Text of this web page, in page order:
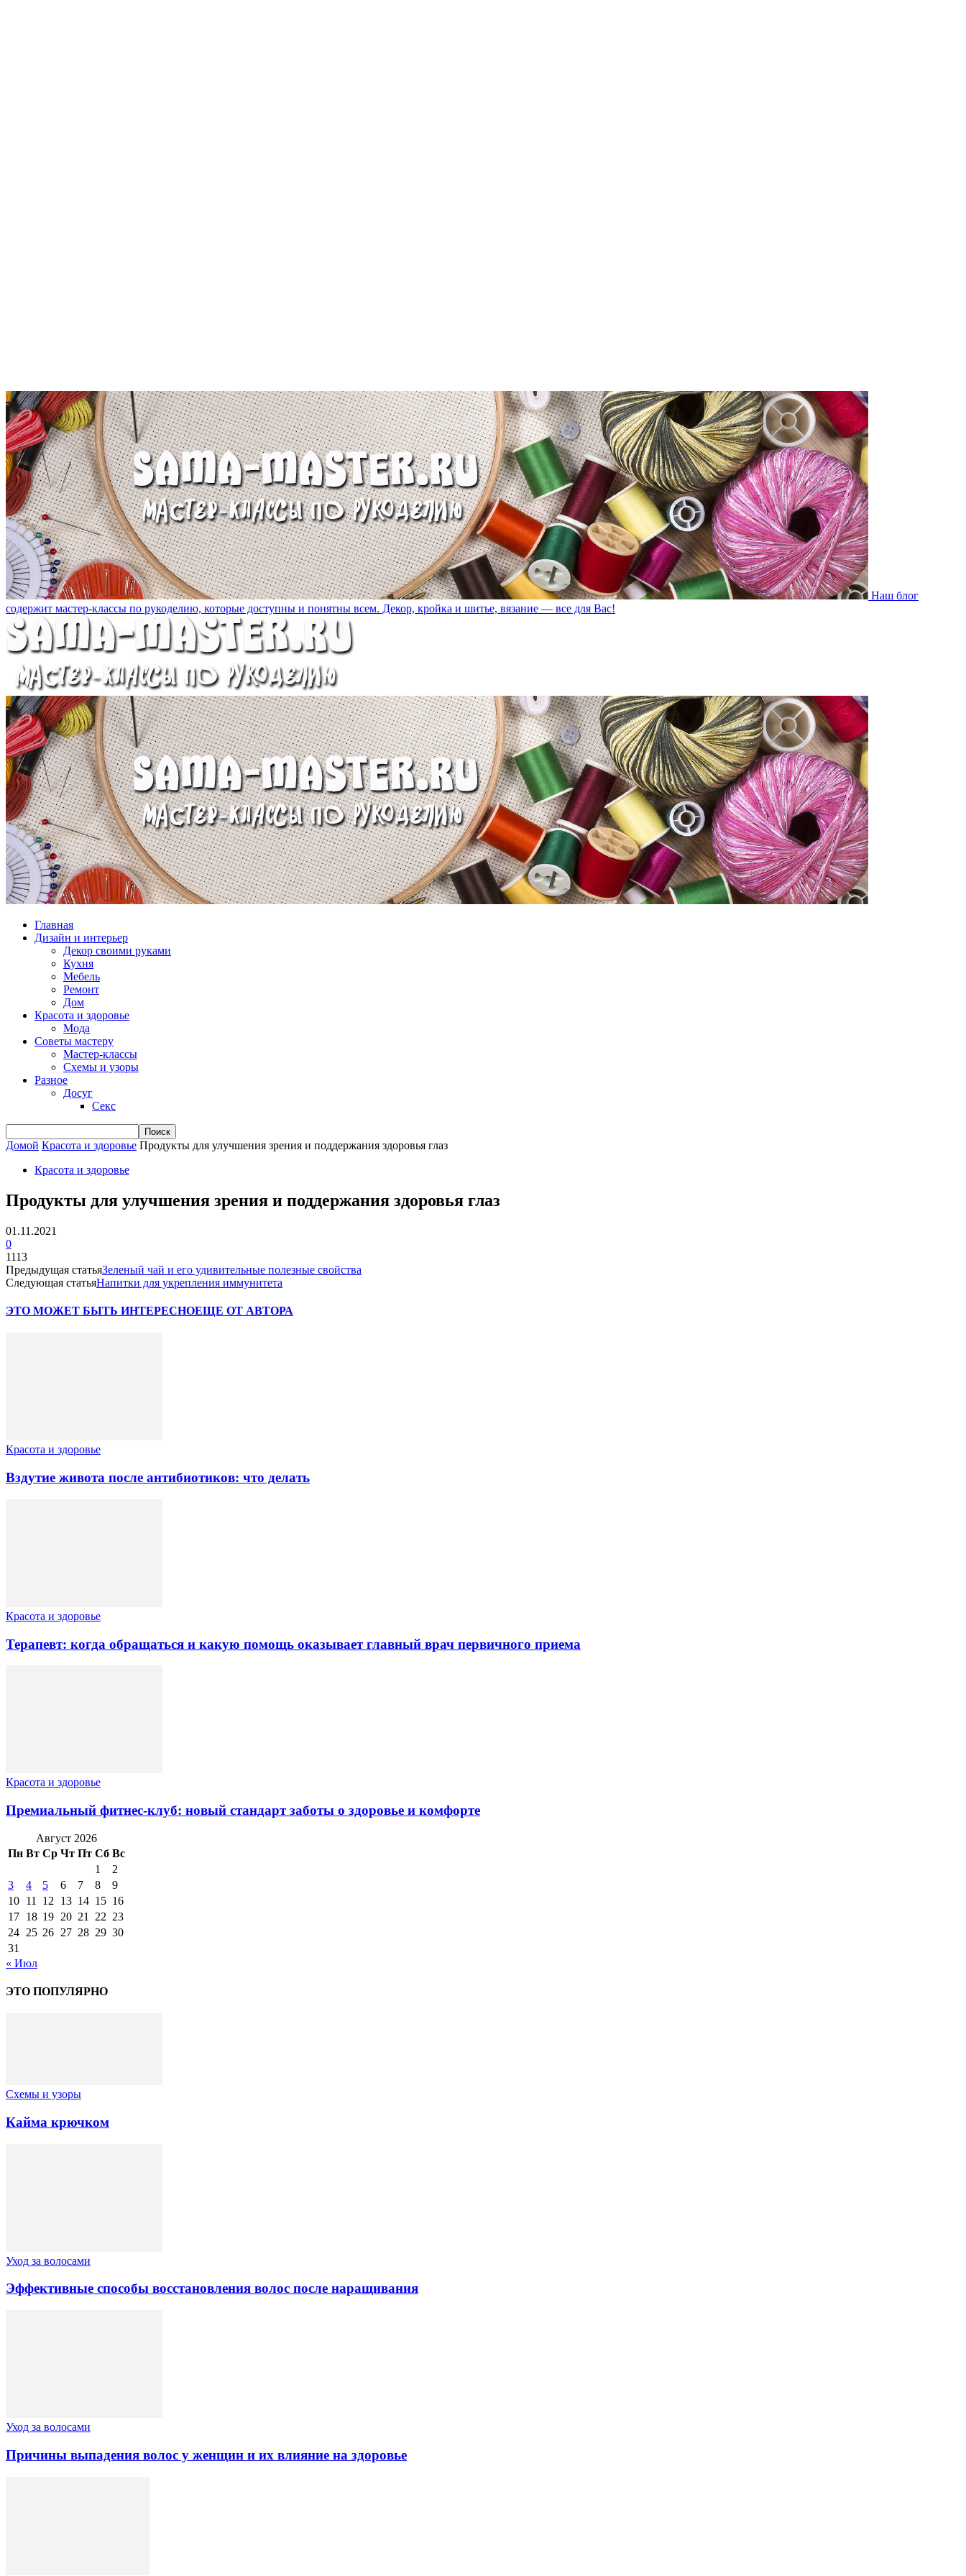
Наш блог
содержит мастер-классы по рукоделию, которые доступны и понятны всем. Декор, кройка и шитье, вязание — все для Вас!
Главная
Дизайн и интерьер
Декор своими руками
Кухня
Мебель
Ремонт
Дом
Красота и здоровье
Мода
Советы мастеру
Мастер-классы
Схемы и узоры
Разное
Досуг
Секс
Домой Красота и здоровье Продукты для улучшения зрения и поддержания здоровья глаз
Красота и здоровье
Продукты для улучшения зрения и поддержания здоровья глаз
01.11.2021
0
1113
Предыдущая статьяЗеленый чай и его удивительные полезные свойства
Следующая статьяНапитки для укрепления иммунитета
ЭТО МОЖЕТ БЫТЬ ИНТЕРЕСНОЕЩЕ ОТ АВТОРА
Красота и здоровье
Вздутие живота после антибиотиков: что делать
Красота и здоровье
Терапевт: когда обращаться и какую помощь оказывает главный врач первичного приема
Красота и здоровье
Премиальный фитнес-клуб: новый стандарт заботы о здоровье и комфорте
Август 2026
Пн Вт Ср Чт Пт Сб Вс
1
2
3
4 5 6 7 8
9
10 11 12 13 14 15 16
17 18 19 20 21 22 23
24 25 26 27 28 29 30
31
« Июл
ЭТО ПОПУЛЯРНО
Схемы и узоры
Кайма крючком
Уход за волосами
Эффективные способы восстановления волос после наращивания
Уход за волосами
Причины выпадения волос у женщин и их влияние на здоровье